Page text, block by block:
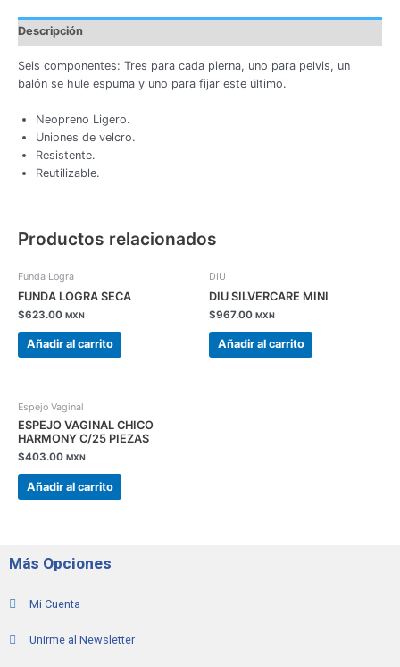
Descripción
Seis componentes: Tres para cada pierna, uno para pelvis, un
balón se hule espuma y uno para fijar este último.
Neopreno Ligero.
Uniones de velcro.
Resistente.
Reutilizable.
Productos relacionados
Funda Logra
FUNDA LOGRA SECA
$623.00 MXN
Añadir al carrito
DIU
DIU SILVERCARE MINI
$967.00 MXN
Añadir al carrito
Espejo Vaginal
ESPEJO VAGINAL CHICO
HARMONY C/25 PIEZAS
$403.00 MXN
Añadir al carrito
Más Opciones
Mi Cuenta
Unirme al Newsletter